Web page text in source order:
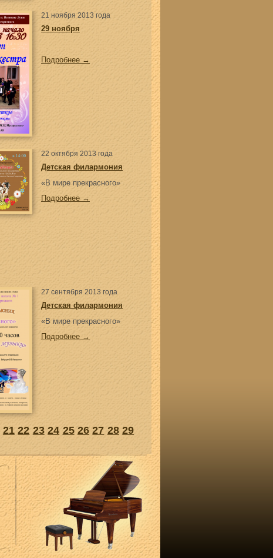
21 ноября 2013 года
29 ноября
Подробнее →
22 октября 2013 года
Детская филармония
«В мире прекрасного»
Подробнее →
27 сентября 2013 года
Детская филармония
«В мире прекрасного»
Подробнее →
21 22 23 24 25 26 27 28 29